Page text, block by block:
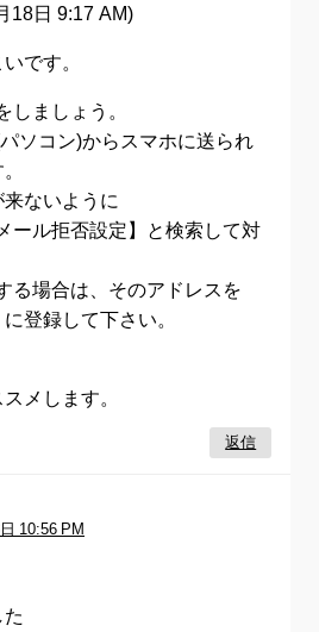
18日 9:17 AM)
です。
しましょう。
ソコン)からスマホに送られ
ないように
ール拒否設定】と検索して対
る場合は、そのアドレスを
登録して下さい。
メします。
返信
10:56 PM